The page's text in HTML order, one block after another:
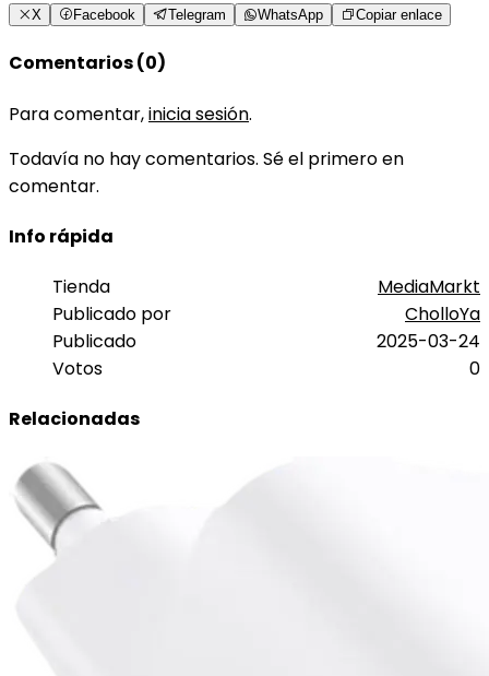
X Facebook Telegram WhatsApp Copiar enlace
Comentarios (0)
Para comentar,inicia sesión.
Todavía no hay comentarios. Sé el primero en
comentar.
Info rápida
Tienda
MediaMarkt
Publicado por
CholloYa
Publicado
2025-03-24
Votos
0
Relacionadas